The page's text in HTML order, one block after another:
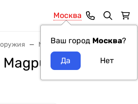
Москва
Ваш город Москва?
Магазины Магазины
на AR-15